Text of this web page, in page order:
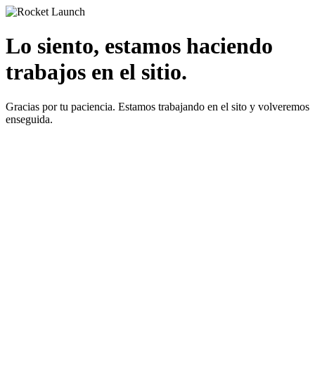
Lo siento, estamos haciendo
trabajos en el sitio.
Gracias por tu paciencia. Estamos trabajando en el sito y volveremos
enseguida.